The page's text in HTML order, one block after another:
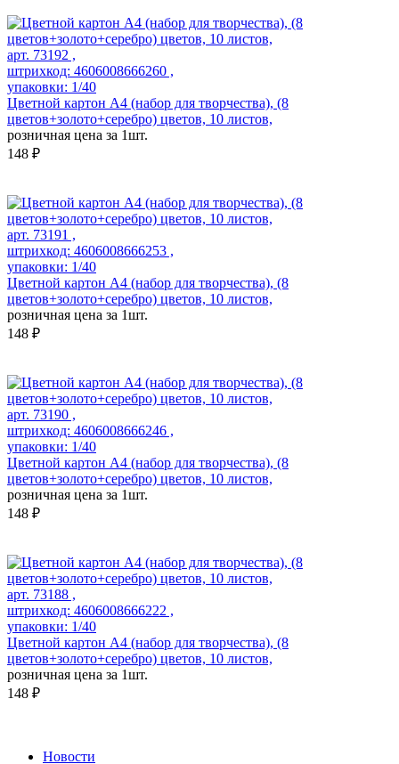
арт. 73192 ,
штрихкод: 4606008666260 ,
упаковки: 1/40
Цветной картон А4 (набор для творчества), (8
цветов+золото+серебро) цветов, 10 листов,
розничная цена за 1шт.
148 ₽
арт. 73191 ,
штрихкод: 4606008666253 ,
упаковки: 1/40
Цветной картон А4 (набор для творчества), (8
цветов+золото+серебро) цветов, 10 листов,
розничная цена за 1шт.
148 ₽
арт. 73190 ,
штрихкод: 4606008666246 ,
упаковки: 1/40
Цветной картон А4 (набор для творчества), (8
цветов+золото+серебро) цветов, 10 листов,
розничная цена за 1шт.
148 ₽
арт. 73188 ,
штрихкод: 4606008666222 ,
упаковки: 1/40
Цветной картон А4 (набор для творчества), (8
цветов+золото+серебро) цветов, 10 листов,
розничная цена за 1шт.
148 ₽
Новости